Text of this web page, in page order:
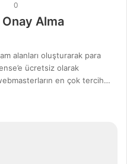
0
Alma
alanları oluşturarak para
ücretsiz olarak
en çok tercih…